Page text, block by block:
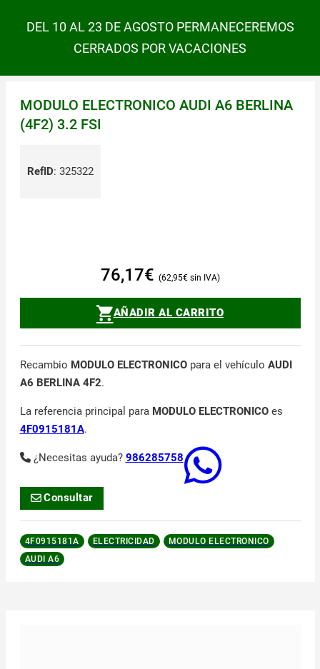
DEL 10 AL 23 DE AGOSTO PERMANECEREMOS
CERRADOS POR VACACIONES
MODULO ELECTRONICO AUDI A6 BERLINA
(4F2) 3.2 FSI
RefID: 325322
76,17€ 62,95€
AÑADIR AL CARRITO
Recambio MODULO ELECTRONICOpara el vehículo AUDI
A6 BERLINA 4F2.
La referencia principal para MODULO ELECTRONICOes
4F0915181A.
¿Necesitas ayuda? 986285758
Consultar
4F0915181A ELECTRICIDAD
MODULO ELECTRONICO
AUDI A6